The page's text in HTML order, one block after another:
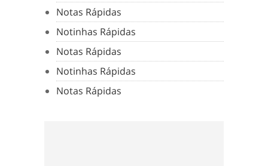
Notas Rápidas
Notinhas Rápidas
Notas Rápidas
Notinhas Rápidas
Notas Rápidas